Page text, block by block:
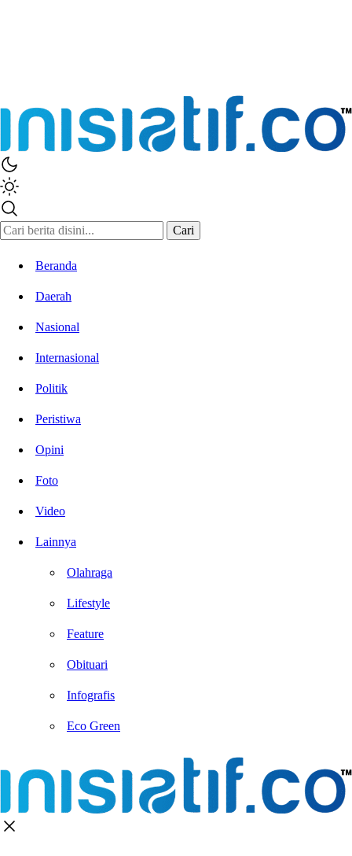
Inisiatif.co
Stay Connected Stay Informed
Cari
Beranda
Daerah
Nasional
Internasional
Politik
Peristiwa
Opini
Foto
Video
Lainnya
Olahraga
Lifestyle
Feature
Obituari
Infografis
Eco Green